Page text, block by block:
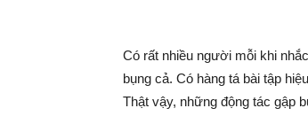
Có rất nhiều người mỗi khi
bụng cả. Có hàng tá bài tập
Thật vậy, những động tác gập